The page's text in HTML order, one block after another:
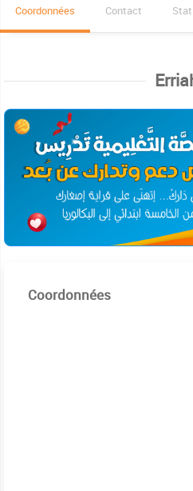
Coordonnées Contact
Coordonnées